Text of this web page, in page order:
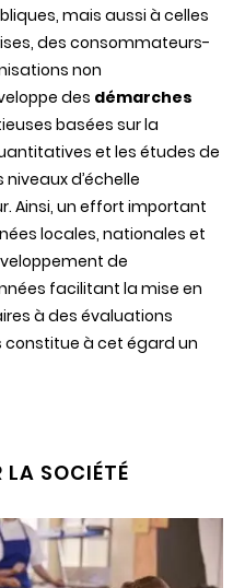
mais aussi à celles
des consommateurs-
non
des démarches
basées sur la
et les études de
d’échelle
Ainsi, un effort important
locales, nationales et
de
facilitant la mise en
à des évaluations
à cet égard un
LA SOCIÉTÉ